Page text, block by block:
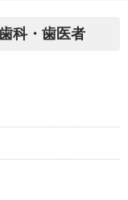
科・歯医者